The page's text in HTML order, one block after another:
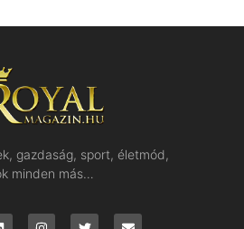
gazdaság, sport, életmód,
minden más…